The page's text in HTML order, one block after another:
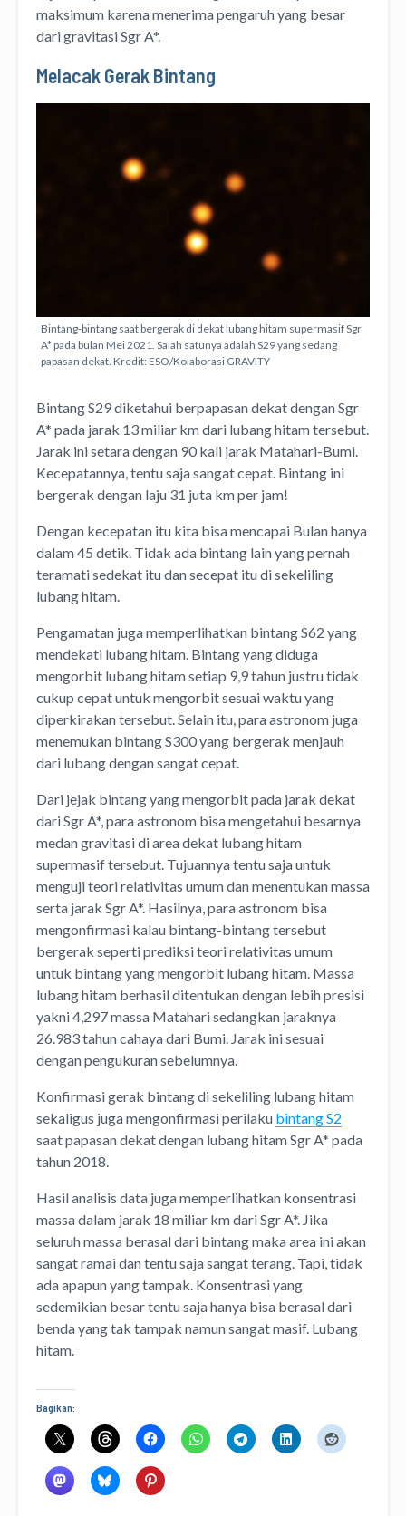
maksimum karena menerima pengaruh yang besar
dari gravitasi Sgr A*.
Melacak Gerak Bintang
Bintang-bintang saat bergerak di dekat lubang hitam supermasif Sgr
A* pada bulan Mei 2021. Salah satunya adalah S29 yang sedang
papasan dekat. Kredit: ESO/Kolaborasi GRAVITY
Bintang S29 diketahui berpapasan dekat dengan Sgr
A* pada jarak 13 miliar km dari lubang hitam tersebut.
Jarak ini setara dengan 90 kali jarak Matahari-Bumi.
Kecepatannya, tentu saja sangat cepat. Bintang ini
bergerak dengan laju 31 juta km per jam!
Dengan kecepatan itu kita bisa mencapai Bulan hanya
dalam 45 detik. Tidak ada bintang lain yang pernah
teramati sedekat itu dan secepat itu di sekeliling
lubang hitam.
Pengamatan juga memperlihatkan bintang S62 yang
mendekati lubang hitam. Bintang yang diduga
mengorbit lubang hitam setiap 9,9 tahun justru tidak
cukup cepat untuk mengorbit sesuai waktu yang
diperkirakan tersebut. Selain itu, para astronom juga
menemukan bintang S300 yang bergerak menjauh
dari lubang dengan sangat cepat.
Dari jejak bintang yang mengorbit pada jarak dekat
dari Sgr A*, para astronom bisa mengetahui besarnya
medan gravitasi di area dekat lubang hitam
supermasif tersebut. Tujuannya tentu saja untuk
menguji teori relativitas umum dan menentukan massa
serta jarak Sgr A*. Hasilnya, para astronom bisa
mengonfirmasi kalau bintang-bintang tersebut
bergerak seperti prediksi teori relativitas umum
untuk bintang yang mengorbit lubang hitam. Massa
lubang hitam berhasil ditentukan dengan lebih presisi
yakni 4,297 massa Matahari sedangkan jaraknya
26.983 tahun cahaya dari Bumi. Jarak ini sesuai
dengan pengukuran sebelumnya.
Konfirmasi gerak bintang di sekeliling lubang hitam
sekaligus juga mengonfirmasi perilaku bintang S2
saat papasan dekat dengan lubang hitam Sgr A* pada
tahun 2018.
Hasil analisis data juga memperlihatkan konsentrasi
massa dalam jarak 18 miliar km dari Sgr A*. Jika
seluruh massa berasal dari bintang maka area ini akan
sangat ramai dan tentu saja sangat terang. Tapi, tidak
ada apapun yang tampak. Konsentrasi yang
sedemikian besar tentu saja hanya bisa berasal dari
benda yang tak tampak namun sangat masif. Lubang
hitam.
Bagikan: